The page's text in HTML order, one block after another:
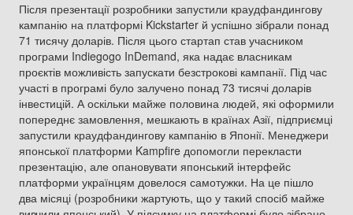
Після презентації розробники запустили краудфандингову
кампанію на платформі Kickstarter й успішно зібрали понад
71 тисячу доларів. Після цього стартап став учасником
програми Indiegogo InDemand, яка надає власникам
проєктів можливість запускати безстрокові кампанії. Під час
участі в програмі було залучено понад 73 тисячі доларів
інвестицій. А оскільки майже половина людей, які оформили
попереднє замовлення, мешкають в країнах Азії, підприємці
запустили краудфандингову кампанію в Японії. Менеджери
японської платформи Kampfire допомогли перекласти
презентацію, але опановувати японський інтерфейс
платформи українцям довелося самотужки. На це пішло
два місяці (розробники жартують, що у такий спосіб майже